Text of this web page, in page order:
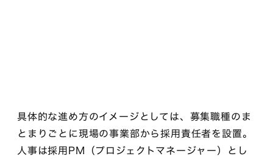
具体的な進め方のイメージとしては、募集職種のま
とまりごとに現場の事業部から採用責任者を設置。
人事は採用PM（プロジェクトマネージャー）とし